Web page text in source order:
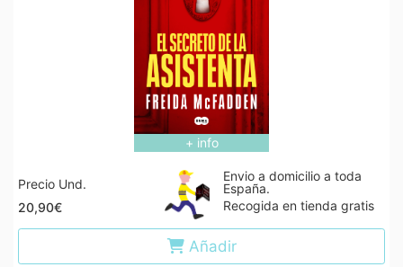
+ info
Precio Und.
20,90€
Envio a domicilio a toda
España.
Recogida en tienda gratis
Añadir